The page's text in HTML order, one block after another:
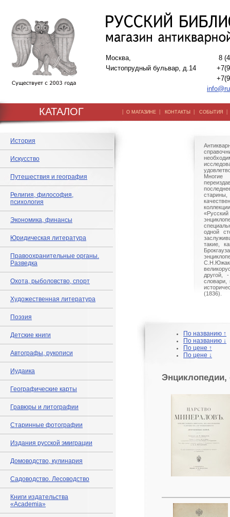
Москва,
Чистопрудный бульвар, д.14
8
КАТАЛОГ | О МАГАЗИНЕ | КОНТАКТЫ | СОБЫТИЯ
История
Искусство
Путешествия и география
Религия, философия,
психология
Экономика, финансы
Юридическая литература
Правоохранительные органы.
Разведка
Охота, рыболовство, спорт
Художественная литература
Поэзия
Детские книги
Автографы, рукописи
Иудаика
Географические карты
Гравюры и литографии
Старинные фотографии
Издания русской эмиграции
Домоводство, кулинария
Садоводство. Лесоводство
Книги издательства
«Academia»
одной
такие,
другой,
словари,
(1836).
По названию ↑
По названию ↓
По цене ↑
По цене ↓
Энциклопедии,